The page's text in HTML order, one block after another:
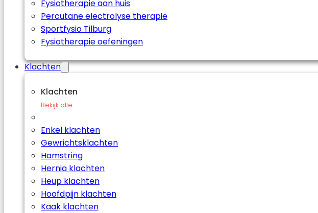
Fysiotherapie aan huis
Percutane electrolyse therapie
Sportfysio Tilburg
Fysiotherapie oefeningen
Klachten
Klachten
Bekijk alle
Enkel klachten
Gewrichtsklachten
Hamstring
Hernia klachten
Heup klachten
Hoofdpijn klachten
Kaak klachten